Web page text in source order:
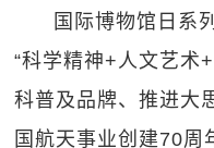
国际博物馆日系
“科学精神+人文艺术
科普及品牌、推进大
国航天事业创建70周